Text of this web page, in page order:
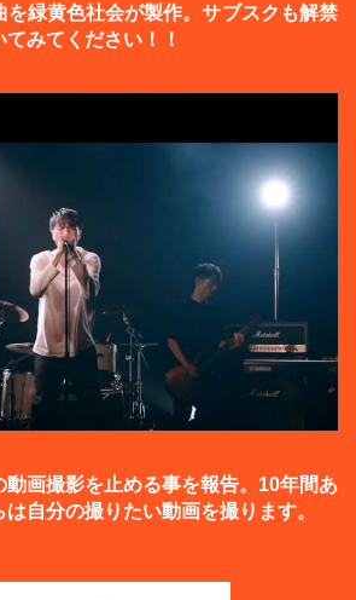
を緑黄色社会が製作。サブスクも解禁
みてください！！
動画撮影を止める事を報告。10年間あ
自分の撮りたい動画を撮ります。